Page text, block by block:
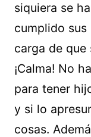
siquiera se
cumplido sus
carga de que
¡Calma! No
para tener
y si lo
cosas.